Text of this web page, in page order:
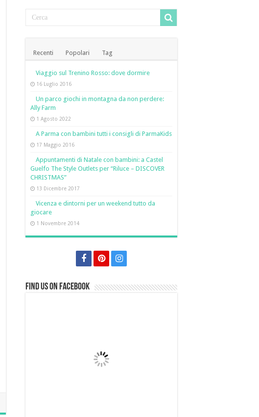
Recenti Popolari Tag
Viaggio sul Trenino Rosso: dove dormire
16 Luglio 2016
Un parco giochi in montagna da non perdere:
Ally Farm
1 Agosto 2022
A Parma con bambini tutti i consigli di ParmaKids
17 Maggio 2016
Appuntamenti di Natale con bambini: a Castel
Guelfo The Style Outlets per “Riluce – DISCOVER
CHRISTMAS”
13 Dicembre 2017
Vicenza e dintorni per un weekend tutto da
giocare
1 Novembre 2014
Find us on Facebook